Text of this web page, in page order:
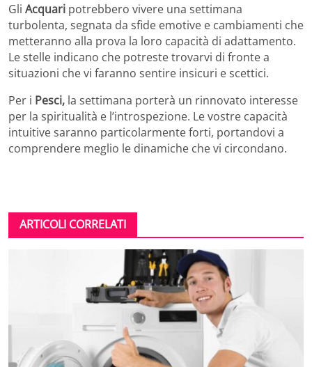
Gli Acquari potrebbero vivere una settimana
turbolenta, segnata da sfide emotive e cambiamenti che
metteranno alla prova la loro capacità di adattamento.
Le stelle indicano che potreste trovarvi di fronte a
situazioni che vi faranno sentire insicuri e scettici.
Per i Pesci, la settimana porterà un rinnovato interesse
per la spiritualità e l’introspezione. Le vostre capacità
intuitive saranno particolarmente forti, portandovi a
comprendere meglio le dinamiche che vi circondano.
ARTICOLI CORRELATI